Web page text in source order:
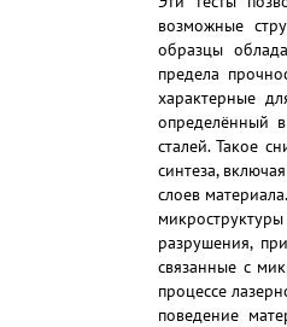
возможные
образцы
предела
характерные
определённый
сталей. Такое
синтеза,
слоев
разрушения,
связанные с
процессе
поведение